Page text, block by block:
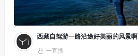
西藏自驾游一路沿途好美丽的风景啊
一直播